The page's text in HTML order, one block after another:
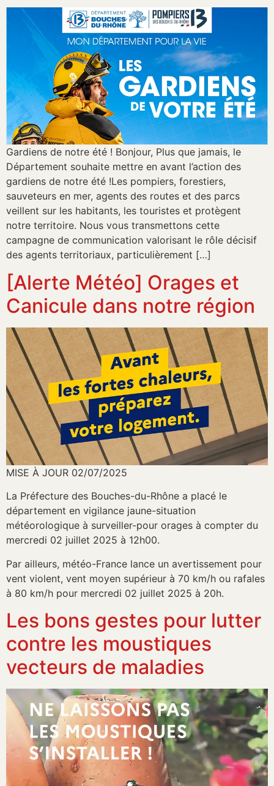
Gardiens de notre été ! Bonjour, Plus que jamais, le
Département souhaite mettre en avant l’action des
gardiens de notre été !Les pompiers, forestiers,
sauveteurs en mer, agents des routes et des parcs
veillent sur les habitants, les touristes et protègent
notre territoire. Nous vous transmettons cette
campagne de communication valorisant le rôle décisif
des agents territoriaux, particulièrement […]
[Alerte Météo] Orages et
Canicule dans notre région
MISE À JOUR 02/07/2025
La Préfecture des Bouches-du-Rhône a placé le
département en vigilance jaune-situation
météorologique à surveiller-pour orages à compter du
mercredi 02 juillet 2025 à 12h00.
Par ailleurs, météo-France lance un avertissement pour
vent violent, vent moyen supérieur à 70 km/h ou rafales
à 80 km/h pour mercredi 02 juillet 2025 à 20h.
Les bons gestes pour lutter
contre les moustiques
vecteurs de maladies